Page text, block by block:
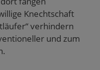
Knechtschaft
verhindern
und zum